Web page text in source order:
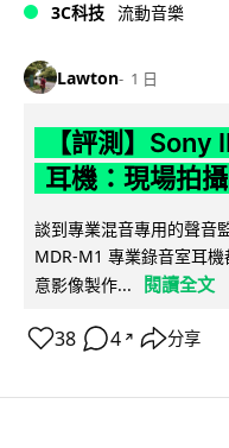
3C科技 流動音樂
Lawton 1 日
【評測】
耳機：現場拍
談到專業混音專用的聲音
MDR-M1 專業錄音室耳
意影像製作...
閱讀全文
38 4 ↗ 分享